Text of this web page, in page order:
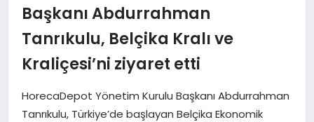
TEKNOLOJI
MAGAZIN
Başkanı Abdurrahman
Tanrıkulu, Belçika Kralı ve
Kraliçesi’ni ziyaret etti
HorecaDepot Yönetim Kurulu Başkanı Abdurrahman
Tanrıkulu, Türkiye’de başlayan Belçika Ekonomik